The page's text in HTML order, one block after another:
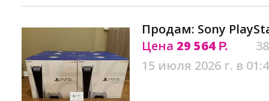
Продам: Sony
Цена 29 564 Р.
15 июля 2026 г. в